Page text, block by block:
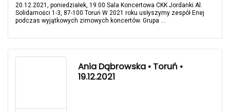
20.12.2021, poniedziałek, 19:00 Sala Koncertowa CKK Jordanki Al.
Solidarności 1-3, 87-100 Toruń W 2021 roku usłyszymy zespół Enej
podczas wyjątkowych zimowych koncertów. Grupa ...
Ania Dąbrowska • Toruń •
19.12.2021